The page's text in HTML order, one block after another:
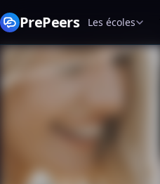
PrePeers Les écoles